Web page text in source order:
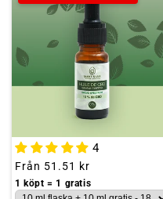
4
Ordinarie
pris
Från 51.51 kr
1 köpt = 1 gratis